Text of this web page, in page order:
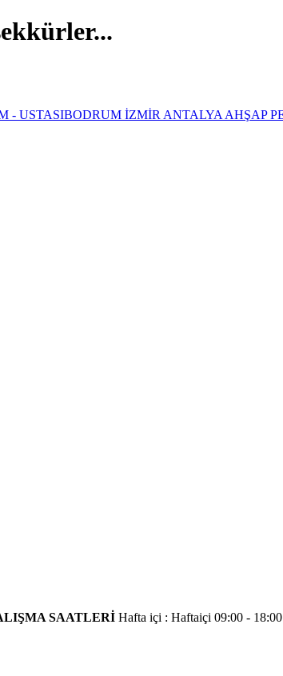
SAATLERİ Hafta içi : Haftaiçi 09:00 - 18:00